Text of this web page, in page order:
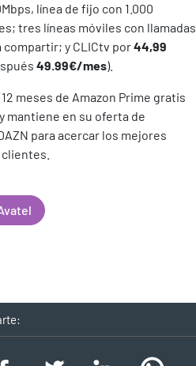
línea de fijo con 1.000
tres líneas móviles con llamadas
compartir; y CLICtv por44,99
49.99€/mes).
meses de Amazon Prime gratis
mantiene en su oferta de
para acercar los mejores